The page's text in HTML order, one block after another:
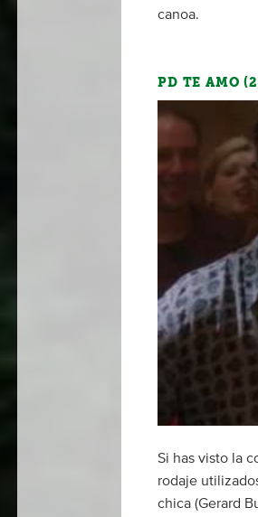
canoa.
PD TE AMO
Si has visto la
rodaje
chica (Gerard